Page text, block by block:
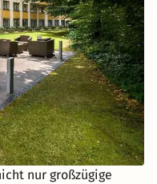
nur großzügige